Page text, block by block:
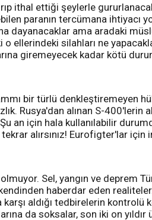
ithal ettiği şeylerle
paranın tercümana
dayanacaklar ama aradaki
ellerindeki silahları ne
giremeyecek kadar kötü
bir türlü denkleştiremeyen
Rusya'dan alınan S-
an için hala kullanılabilir
alırsınız! Eurofigter'lar için
Sel, yangın ve deprem
haberdar eden
karşı aldığı tedbirelerin
da soksalar, son iki on